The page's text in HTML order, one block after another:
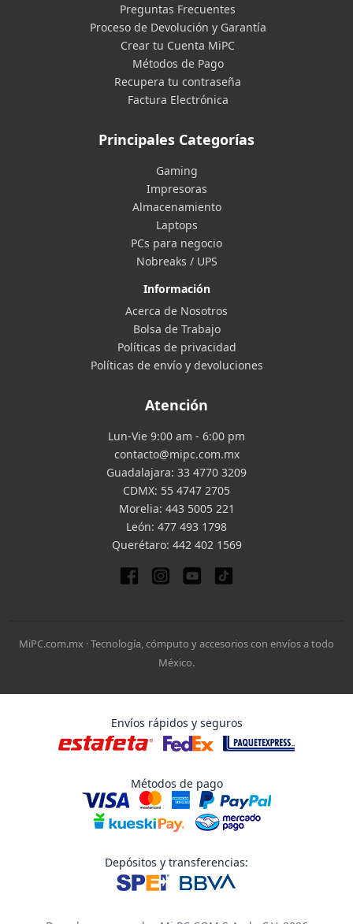
Preguntas Frecuentes
Proceso de Devolución y Garantía
Crear tu Cuenta MiPC
Métodos de Pago
Recupera tu contraseña
Factura Electrónica
Principales Categorías
Gaming
Impresoras
Almacenamiento
Laptops
PCs para negocio
Nobreaks / UPS
Información
Acerca de Nosotros
Bolsa de Trabajo
Políticas de privacidad
Políticas de envío y devoluciones
Atención
Lun-Vie 9:00 am - 6:00 pm
contacto@mipc.com.mx
Guadalajara: 33 4770 3209
CDMX: 55 4747 2705
Morelia: 443 5005 221
León: 477 493 1798
Querétaro: 442 402 1569
MiPC.com.mx · Tecnología, cómputo y accesorios con envíos a todo
México.
Envíos rápidos y seguros
Métodos de pago
Depósitos y transferencias: